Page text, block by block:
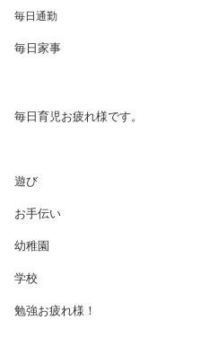
毎日通勤
毎日家事
毎日育児お疲れ様です。
遊び
お手伝い
幼稚園
学校
勉強お疲れ様！